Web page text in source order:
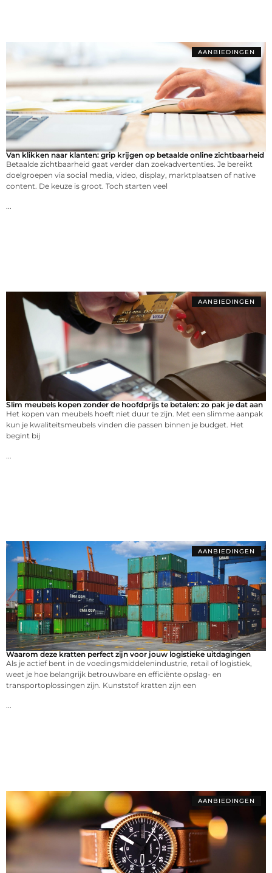
AANBIEDINGEN
Van klikken naar klanten: grip krijgen op betaalde online zichtbaarheid
Betaalde zichtbaarheid gaat verder dan zoekadvertenties. Je bereikt
doelgroepen via social media, video, display, marktplaatsen of native
content. De keuze is groot. Toch starten veel
AANBIEDINGEN
Slim meubels kopen zonder de hoofdprijs te betalen: zo pak je dat aan
Het kopen van meubels hoeft niet duur te zijn. Met een slimme aanpak
kun je kwaliteitsmeubels vinden die passen binnen je budget. Het
begint bij
AANBIEDINGEN
Waarom deze kratten perfect zijn voor jouw logistieke uitdagingen
Als je actief bent in de voedingsmiddelenindustrie, retail of logistiek,
weet je hoe belangrijk betrouwbare en efficiënte opslag- en
transportoplossingen zijn. Kunststof kratten zijn een
AANBIEDINGEN